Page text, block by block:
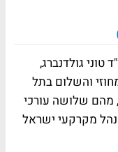
גולדנברג,
והשלום בתל
נגד 19 נאשמים, מהם שלושה עורכי
מקרקעי ישראל